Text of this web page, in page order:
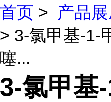
首页 > 产品
> 3-氯甲基-1-
噻...
3-氯甲基